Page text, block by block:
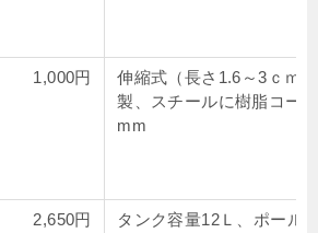
1,000円
伸縮式（長さ1.6～3ｃｍ
製、スチールに樹脂コー
mm
2,650円
タンク容量12Ｌ、ポール